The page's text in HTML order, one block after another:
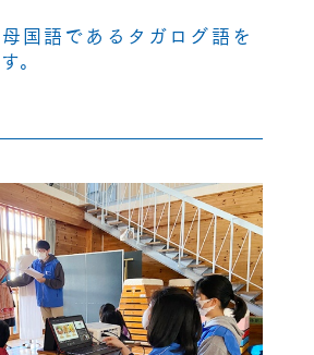
国語であるタガログ語を
。